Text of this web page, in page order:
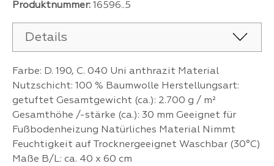
Produktnummer: 16596..5
Details
Farbe: D. 190, C. 040 Uni anthrazit Material
Nutzschicht: 100 % Baumwolle Herstellungsart:
getuftet Gesamtgewicht (ca.): 2.700 g / m²
Gesamthöhe /-stärke (ca.): 30 mm Geeignet für
Fußbodenheizung Natürliches Material Nimmt
Feuchtigkeit auf Trocknergeeignet Waschbar (30°C)
Maße B/L: ca. 40 x 60 cm